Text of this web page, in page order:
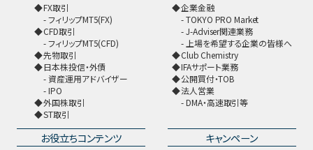
FX取引
フィリップMT5(FX)
CFD取引
フィリップMT5(CFD)
先物取引
日本株投信・外債
資産運用アドバイザー
IPO
外国株取引
ST取引
企業金融
TOKYO PRO Market
J-Adviser関連業務
上場を希望する企業の皆様へ
Club Chemistry
IFAサポート業務
公開買付・TOB
法人営業
DMA・高速取引等
お役立ちコンテンツ キャンペーン